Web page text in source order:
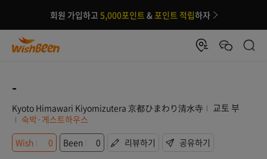
회원 가입하고 5,000포인트 &포인트 적립하자
-
Kyoto Himawari Kiyomizutera 京都ひまわり清水寺 교토 부
숙박·게스트하우스
Wish
0 Been 0 리뷰하기 공유하기